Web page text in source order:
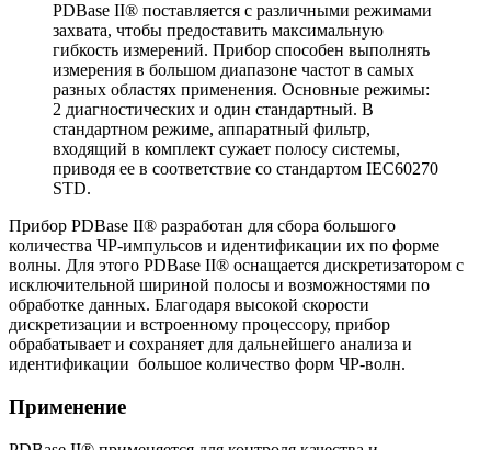
PDBase II® поставляется с различными режимами
захвата, чтобы предоставить максимальную
гибкость измерений. Прибор способен выполнять
измерения в большом диапазоне частот в самых
разных областях применения. Основные режимы:
2 диагностических и один стандартный. В
стандартном режиме, аппаратный фильтр,
входящий в комплект сужает полосу системы,
приводя ее в соответствие со стандартом IEC60270
STD.
Прибор PDBase II® разработан для сбора большого
количества ЧР-импульсов и идентификации их по форме
волны. Для этого PDBase II® оснащается дискретизатором с
исключительной шириной полосы и возможностями по
обработке данных. Благодаря высокой скорости
дискретизации и встроенному процессору, прибор
обрабатывает и сохраняет для дальнейшего анализа и
идентификации большое количество форм ЧР-волн.
Применение